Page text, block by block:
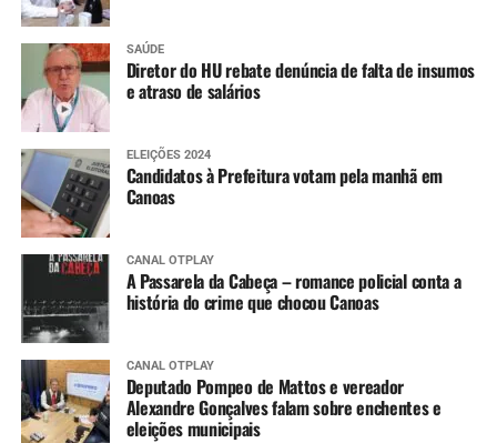
SAÚDE
Diretor do HU rebate denúncia de falta de insumos
e atraso de salários
ELEIÇÕES 2024
Candidatos à Prefeitura votam pela manhã em
Canoas
CANAL OTPLAY
A Passarela da Cabeça – romance policial conta a
história do crime que chocou Canoas
CANAL OTPLAY
Deputado Pompeo de Mattos e vereador
Alexandre Gonçalves falam sobre enchentes e
eleições municipais